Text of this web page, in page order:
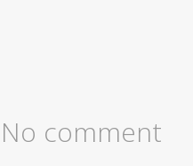
No comment